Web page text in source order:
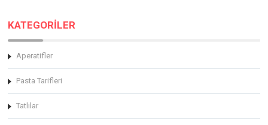
KATEGORİLER
Aperatifler
Pasta Tarifleri
Tatlılar